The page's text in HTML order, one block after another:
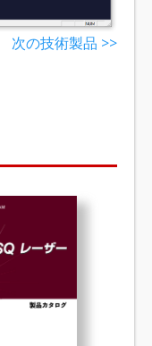
次の技術製品 >>